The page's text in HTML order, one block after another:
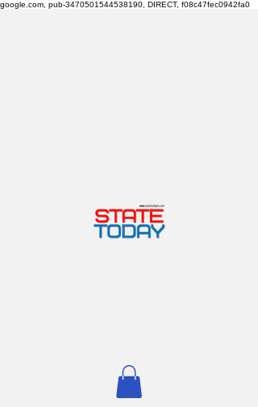
google.com, pub-3470501544538190, DIRECT, f08c47fec0942fa0